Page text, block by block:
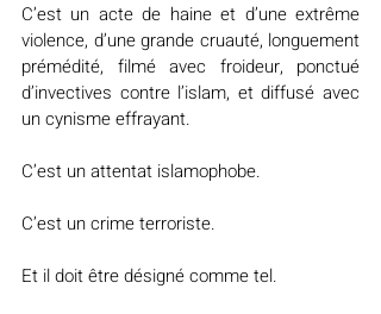
C’est un acte de haine et d’une extrême
violence, d’une grande cruauté, longuement
prémédité, filmé avec froideur, ponctué
d’invectives contre l’islam, et diffusé avec
un cynisme effrayant.
C’est un attentat islamophobe.
C’est un crime terroriste.
Et il doit être désigné comme tel.